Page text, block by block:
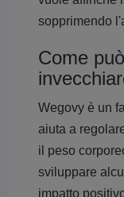
sopprimendo
Come
Wegovy è un
aiuta a
il peso
sviluppare
impatto